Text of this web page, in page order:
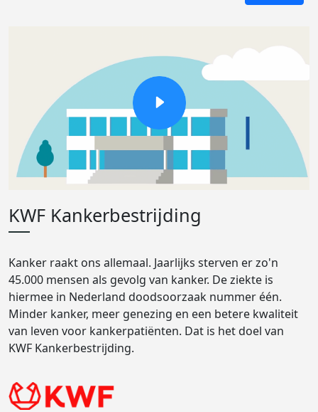
KWF Kankerbestrijding
Kanker raakt ons allemaal. Jaarlijks sterven er zo'n
45.000 mensen als gevolg van kanker. De ziekte is
hiermee in Nederland doodsoorzaak nummer één.
Minder kanker, meer genezing en een betere kwaliteit
van leven voor kankerpatiënten. Dat is het doel van
KWF Kankerbestrijding.